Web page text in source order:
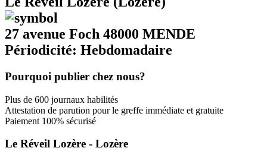
27 avenue Foch 48000 MENDE
Périodicité: Hebdomadaire
Pourquoi publier chez nous?
Plus de 600 journaux habilités
Attestation de parution pour le greffe immédiate et gratuite
Paiement 100% sécurisé
Le Réveil Lozère - Lozère